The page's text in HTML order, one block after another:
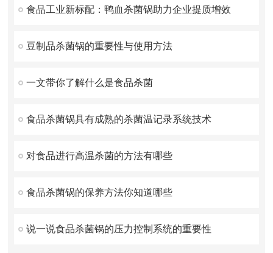
食品工业新标配：鸭血杀菌锅助力企业提质增效
豆制品杀菌锅的重要性与使用方法
一文带你了解什么是食品杀菌
食品杀菌锅具有成熟的杀菌温记录系统技术
对食品进行高温杀菌的方法有哪些
食品杀菌锅的保养方法你知道哪些
说一说食品杀菌锅的压力控制系统的重要性